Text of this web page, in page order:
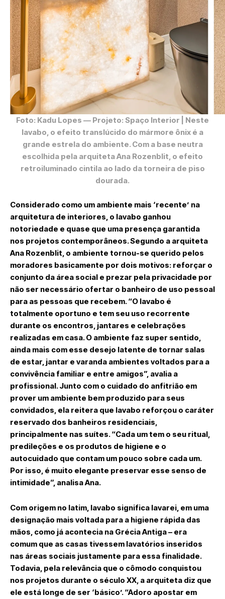
Foto: Kadu Lopes — Projeto: Spaço Interior | Neste
lavabo, o efeito translúcido do mármore ônix é a
grande estrela do ambiente. Com a base neutra
escolhida pela arquiteta Ana Rozenblit, o efeito
retroiluminado cintila ao lado da torneira de piso
dourada.
Considerado como um ambiente mais ‘recente’ na
arquitetura de interiores, o lavabo ganhou
notoriedade e quase que uma presença garantida
nos projetos contemporâneos. Segundo a arquiteta
Ana Rozenblit, o ambiente tornou-se querido pelos
moradores basicamente por dois motivos: reforçar o
conjunto da área social e prezar pela privacidade por
não ser necessário ofertar o banheiro de uso pessoal
para as pessoas que recebem. “O lavabo é
totalmente oportuno e tem seu uso recorrente
durante os encontros, jantares e celebrações
realizadas em casa. O ambiente faz super sentido,
ainda mais com esse desejo latente de tornar salas
de estar, jantar e varanda ambientes voltados para a
convivência familiar e entre amigos”, avalia a
profissional. Junto com o cuidado do anfitrião em
prover um ambiente bem produzido para seus
convidados, ela reitera que lavabo reforçou o caráter
reservado dos banheiros residenciais,
principalmente nas suítes. “Cada um tem o seu ritual,
predileções e os produtos de higiene e o
autocuidado que contam um pouco sobre cada um.
Por isso, é muito elegante preservar esse senso de
intimidade”, analisa Ana.
Com origem no latim, lavabo significa lavarei, em uma
designação mais voltada para a higiene rápida das
mãos, como já acontecia na Grécia Antiga – era
comum que as casas tivessem lavatórios inseridos
nas áreas sociais justamente para essa finalidade.
Todavia, pela relevância que o cômodo conquistou
nos projetos durante o século XX, a arquiteta diz que
ele está longe de ser ‘básico’. “Adoro apostar em